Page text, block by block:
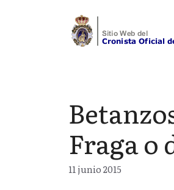
Fraga o
11 junio 2015